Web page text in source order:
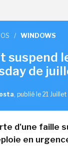
OS / WINDOWS
suspend
de
, publié le 21
d'une faille
en